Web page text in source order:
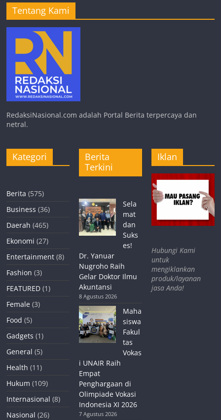
Tentang Kami
RedaksiNasional.com adalah Portal Berita terpercaya dan
netral.
Kategori
Berita (575)
Business (36)
Daerah (465)
Ekonomi (27)
Entertainment (8)
Fashion (3)
FEATURED (1)
Female (3)
Food (5)
Gadgets (1)
General (5)
Health (11)
Hukum (109)
Internasional (8)
Nasional (26)
Berita
Terkini
Sela
mat
dan
Suks
es!
Dr. Yanuar
Nugroho Raih
Gelar Doktor Ilmu
Akuntansi
8 Agustus 2026
Maha
siswa
Fakul
tas
Vokas
i UNAIR Raih
Empat
Penghargaan di
Olimpiade Vokasi
Indonesia XI 2026
7 Agustus 2026
Iklan
Hubungi Kami
untuk
mengiklankan
produk/layanan
jasa Anda!